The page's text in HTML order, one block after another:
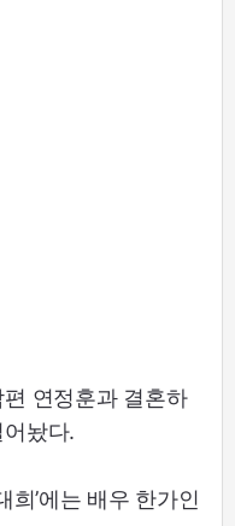
연정훈과 결혼하
놨다.
희’에는 배우 한가인